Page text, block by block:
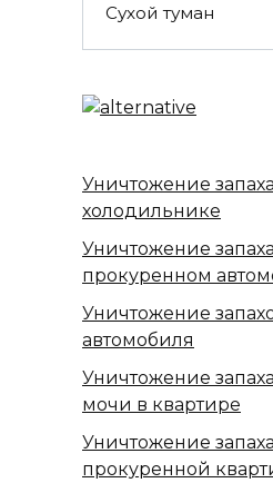
Сухой туман
Уничтожение
холодильнике
Уничтожение
прокуренном
Уничтожение
автомобиля
Уничтожение
мочи в квартире
Уничтожение
прокуренной